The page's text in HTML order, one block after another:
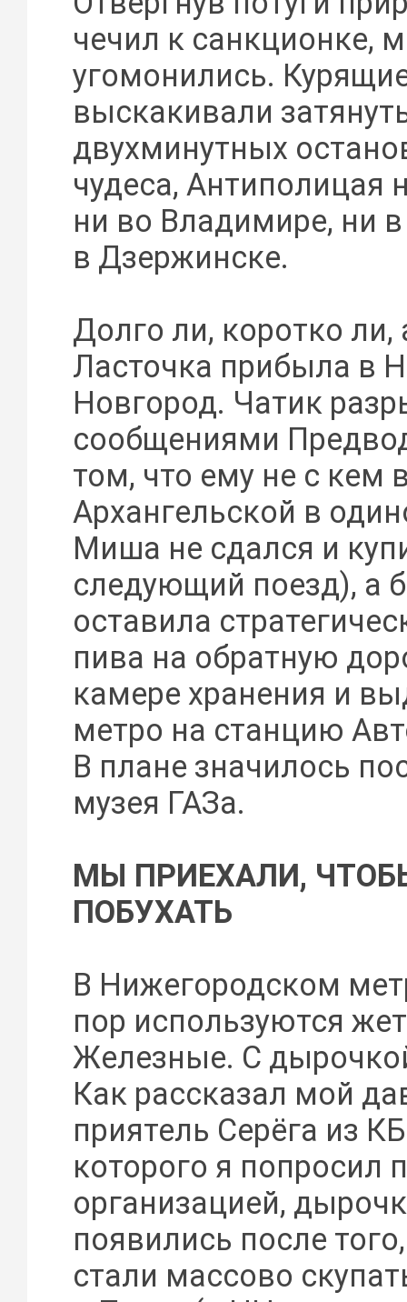
чечил к санкционке,
угомонились.
выскакивали
двухминутных
чудеса, Антиполицая
ни во Владимире, ни
в Дзержинске.
Долго ли, коротко ли,
Ласточка прибыла в
Новгород. Чатик
сообщениями
том, что ему не с кем
Архангельской в
Миша не сдался и
следующий поезд), а
оставила
пива на обратную
камере хранения и
метро на станцию
В плане значилось
музея ГАЗа.
МЫ ПРИЕХАЛИ,
ПОБУХАТЬ
В Нижегородском
пор используются
Железные. С
Как рассказал мой
приятель Серёга из
которого я попросил
организацией,
появились после
стали массово